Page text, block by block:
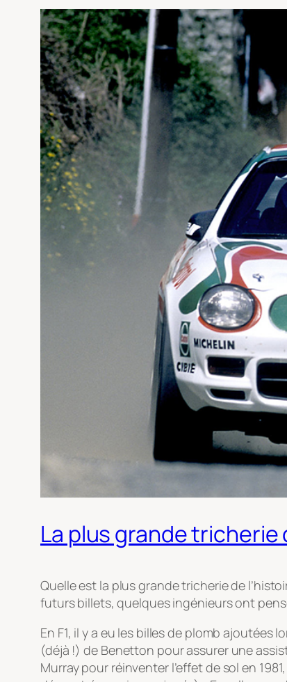
La plus grande
Quelle est la plus grande tricherie de
futurs billets, quelques ingénieurs ont
En F1, il y a eu les billes de plomb ajoutées
(déjà !) de Benetton pour assurer une
Murray pour réinventer l’effet de sol en